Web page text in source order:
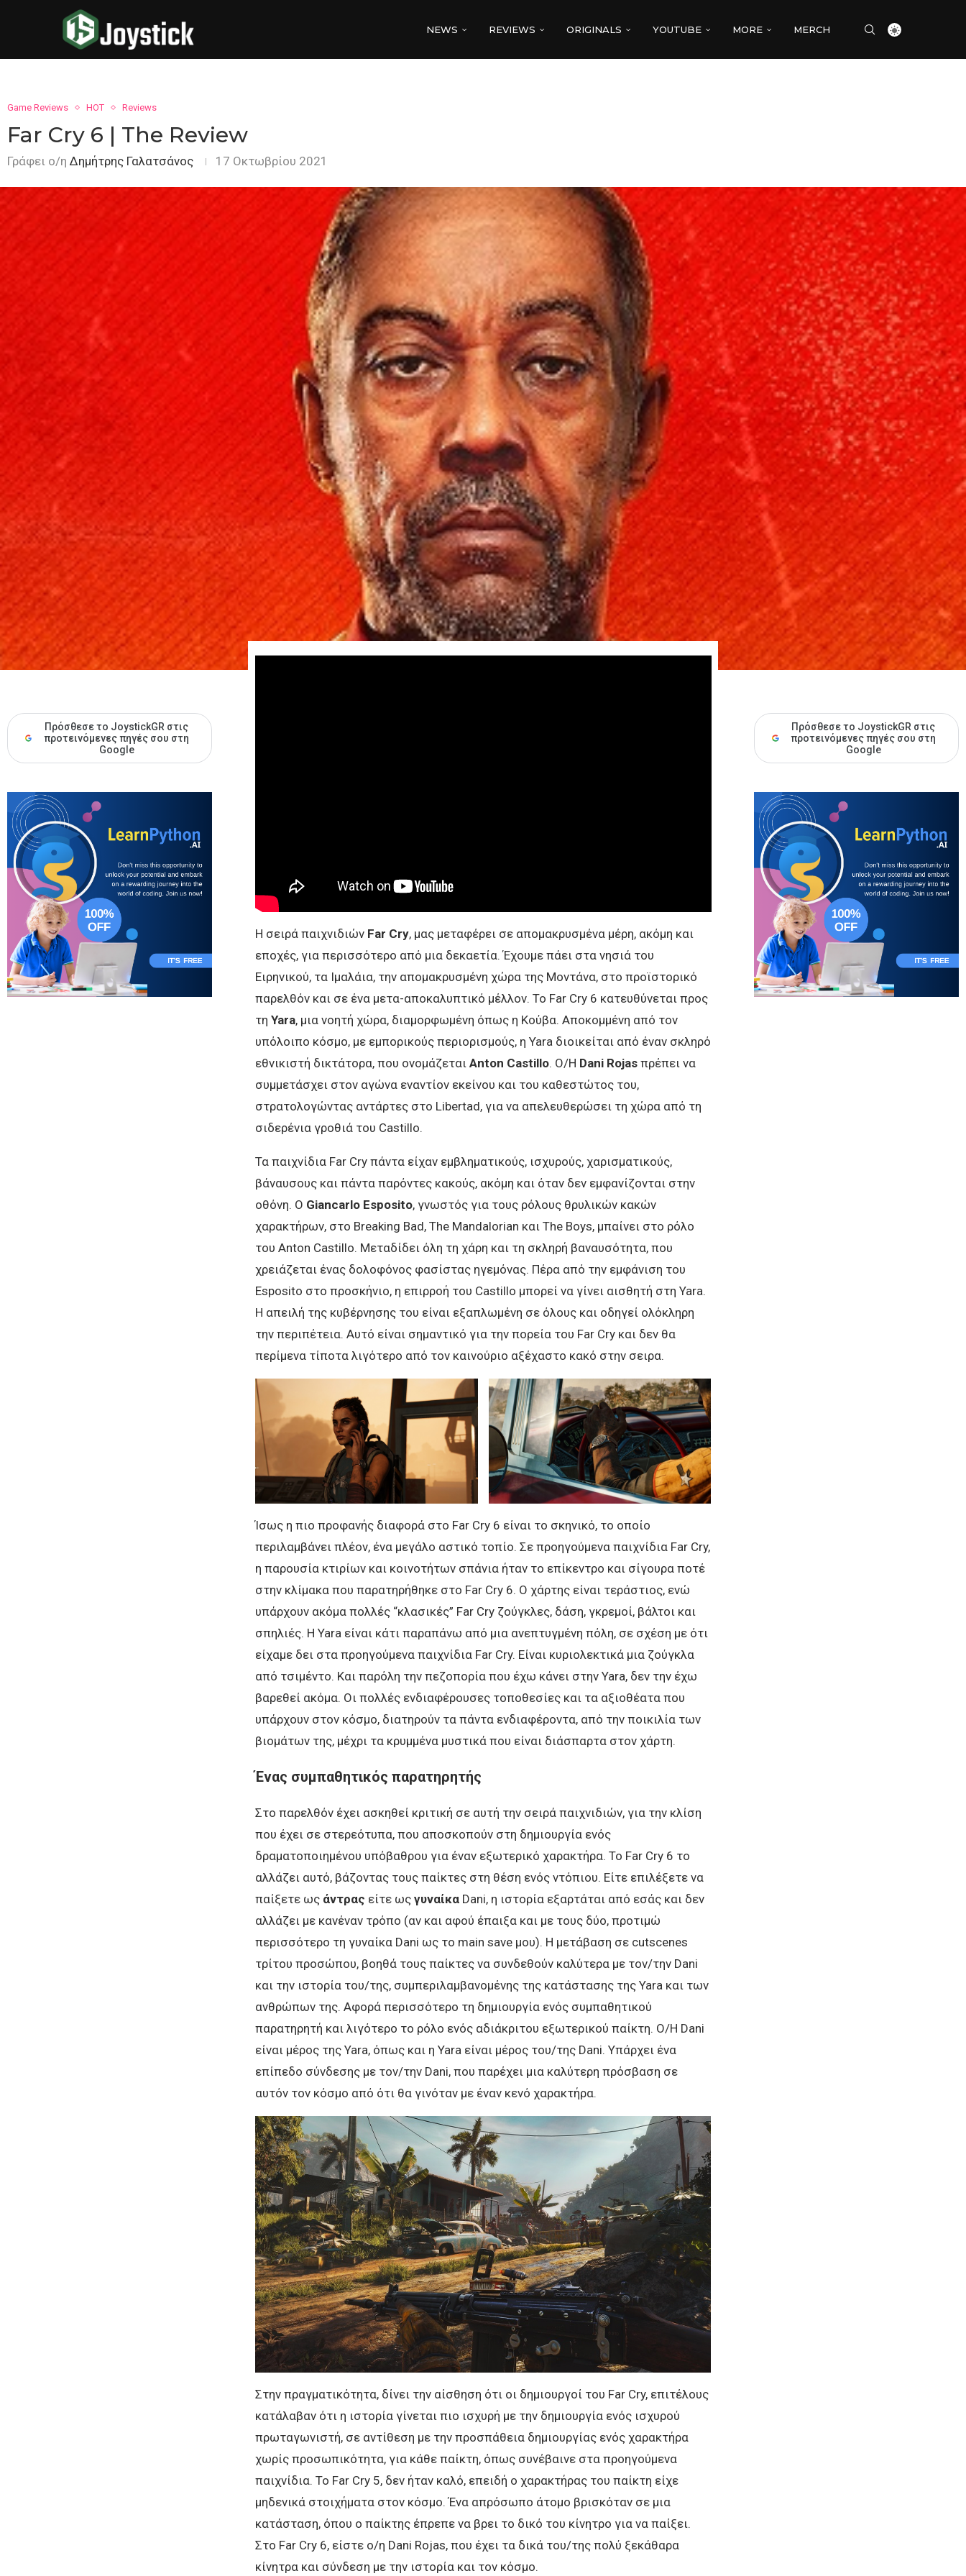
NEWS REVIEWS ORIGINALS YOUTUBE MORE MERCH
Game Reviews HOT Reviews
Far Cry 6 | The Review
Γράφει ο/η Δημήτρης Γαλατσάνος 17 Οκτωβρίου 2021
Η σειρά παιχνιδιών Far Cry, μας μεταφέρει σε απομακρυσμένα μέρη, ακόμη και
εποχές, για περισσότερο από μια δεκαετία. Έχουμε πάει στα νησιά του
Ειρηνικού, τα Ιμαλάια, την απομακρυσμένη χώρα της Μοντάνα, στο προϊστορικό
παρελθόν και σε ένα μετα-αποκαλυπτικό μέλλον. Το Far Cry 6 κατευθύνεται προς
τη Yara, μια νοητή χώρα, διαμορφωμένη όπως η Κούβα. Αποκομμένη από τον
υπόλοιπο κόσμο, με εμπορικούς περιορισμούς, η Yara διοικείται από έναν σκληρό
εθνικιστή δικτάτορα, που ονομάζεται Anton Castillo. Ο/Η Dani Rojasπρέπει να
συμμετάσχει στον αγώνα εναντίον εκείνου και του καθεστώτος του,
στρατολογώντας αντάρτες στο Libertad, για να απελευθερώσει τη χώρα από τη
σιδερένια γροθιά του Castillo.
Τα παιχνίδια Far Cry πάντα είχαν εμβληματικούς, ισχυρούς, χαρισματικούς,
βάναυσους και πάντα παρόντες κακούς, ακόμη και όταν δεν εμφανίζονται στην
οθόνη. Ο Giancarlo Esposito, γνωστός για τους ρόλους θρυλικών κακών
χαρακτήρων, στο Breaking Bad, The Mandalorian και The Boys, μπαίνει στο ρόλο
του Anton Castillo. Μεταδίδει όλη τη χάρη και τη σκληρή βαναυσότητα, που
χρειάζεται ένας δολοφόνος φασίστας ηγεμόνας. Πέρα από την εμφάνιση του
Esposito στο προσκήνιο, η επιρροή του Castillo μπορεί να γίνει αισθητή στη Yara.
Η απειλή της κυβέρνησης του είναι εξαπλωμένη σε όλους και οδηγεί ολόκληρη
την περιπέτεια. Αυτό είναι σημαντικό για την πορεία του Far Cry και δεν θα
περίμενα τίποτα λιγότερο από τον καινούριο αξέχαστο κακό στην σειρα.
Ίσως η πιο προφανής διαφορά στο Far Cry 6 είναι το σκηνικό, το οποίο
περιλαμβάνει πλέον, ένα μεγάλο αστικό τοπίο. Σε προηγούμενα παιχνίδια Far Cry,
η παρουσία κτιρίων και κοινοτήτων σπάνια ήταν το επίκεντρο και σίγουρα ποτέ
στην κλίμακα που παρατηρήθηκε στο Far Cry 6. Ο χάρτης είναι τεράστιος, ενώ
υπάρχουν ακόμα πολλές “κλασικές” Far Cry ζούγκλες, δάση, γκρεμοί, βάλτοι και
σπηλιές. Η Yara είναι κάτι παραπάνω από μια ανεπτυγμένη πόλη, σε σχέση με ότι
είχαμε δει στα προηγούμενα παιχνίδια Far Cry. Είναι κυριολεκτικά μια ζούγκλα
από τσιμέντο. Και παρόλη την πεζοπορία που έχω κάνει στην Yara, δεν την έχω
βαρεθεί ακόμα. Οι πολλές ενδιαφέρουσες τοποθεσίες και τα αξιοθέατα που
υπάρχουν στον κόσμο, διατηρούν τα πάντα ενδιαφέροντα, από την ποικιλία των
βιομάτων της, μέχρι τα κρυμμένα μυστικά που είναι διάσπαρτα στον χάρτη.
Ένας συμπαθητικός παρατηρητής
Στο παρελθόν έχει ασκηθεί κριτική σε αυτή την σειρά παιχνιδιών, για την κλίση
που έχει σε στερεότυπα, που αποσκοπούν στη δημιουργία ενός
δραματοποιημένου υπόβαθρου για έναν εξωτερικό χαρακτήρα. Το Far Cry 6 το
αλλάζει αυτό, βάζοντας τους παίκτες στη θέση ενός ντόπιου. Είτε επιλέξετε να
παίξετε ως άντρας είτε ως γυναίκαDani, η ιστορία εξαρτάται από εσάς και δεν
αλλάζει με κανέναν τρόπο (αν και αφού έπαιξα και με τους δύο, προτιμώ
περισσότερο τη γυναίκα Dani ως το main save μου). Η μετάβαση σε cutscenes
τρίτου προσώπου, βοηθά τους παίκτες να συνδεθούν καλύτερα με τον/την Dani
και την ιστορία του/της, συμπεριλαμβανομένης της κατάστασης της Yara και των
ανθρώπων της. Αφορά περισσότερο τη δημιουργία ενός συμπαθητικού
παρατηρητή και λιγότερο το ρόλο ενός αδιάκριτου εξωτερικού παίκτη. Ο/Η Dani
είναι μέρος της Yara, όπως και η Yara είναι μέρος του/της Dani. Υπάρχει ένα
επίπεδο σύνδεσης με τον/την Dani, που παρέχει μια καλύτερη πρόσβαση σε
αυτόν τον κόσμο από ότι θα γινόταν με έναν κενό χαρακτήρα.
Στην πραγματικότητα, δίνει την αίσθηση ότι οι δημιουργοί του Far Cry, επιτέλους
κατάλαβαν ότι η ιστορία γίνεται πιο ισχυρή με την δημιουργία ενός ισχυρού
πρωταγωνιστή, σε αντίθεση με την προσπάθεια δημιουργίας ενός χαρακτήρα
χωρίς προσωπικότητα, για κάθε παίκτη, όπως συνέβαινε στα προηγούμενα
παιχνίδια. Το Far Cry 5, δεν ήταν καλό, επειδή ο χαρακτήρας του παίκτη είχε
μηδενικά στοιχήματα στον κόσμο. Ένα απρόσωπο άτομο βρισκόταν σε μια
κατάσταση, όπου ο παίκτης έπρεπε να βρει το δικό του κίνητρο για να παίξει.
Στο Far Cry 6, είστε ο/η Dani Rojas, που έχει τα δικά του/της πολύ ξεκάθαρα
κίνητρα και σύνδεση με την ιστορία και τον κόσμο.
Πρόσθεσε το JoystickGR στις
προτεινόμενες πηγές σου στη
Google
Πρόσθεσε το JoystickGR στις
προτεινόμενες πηγές σου στη
Google